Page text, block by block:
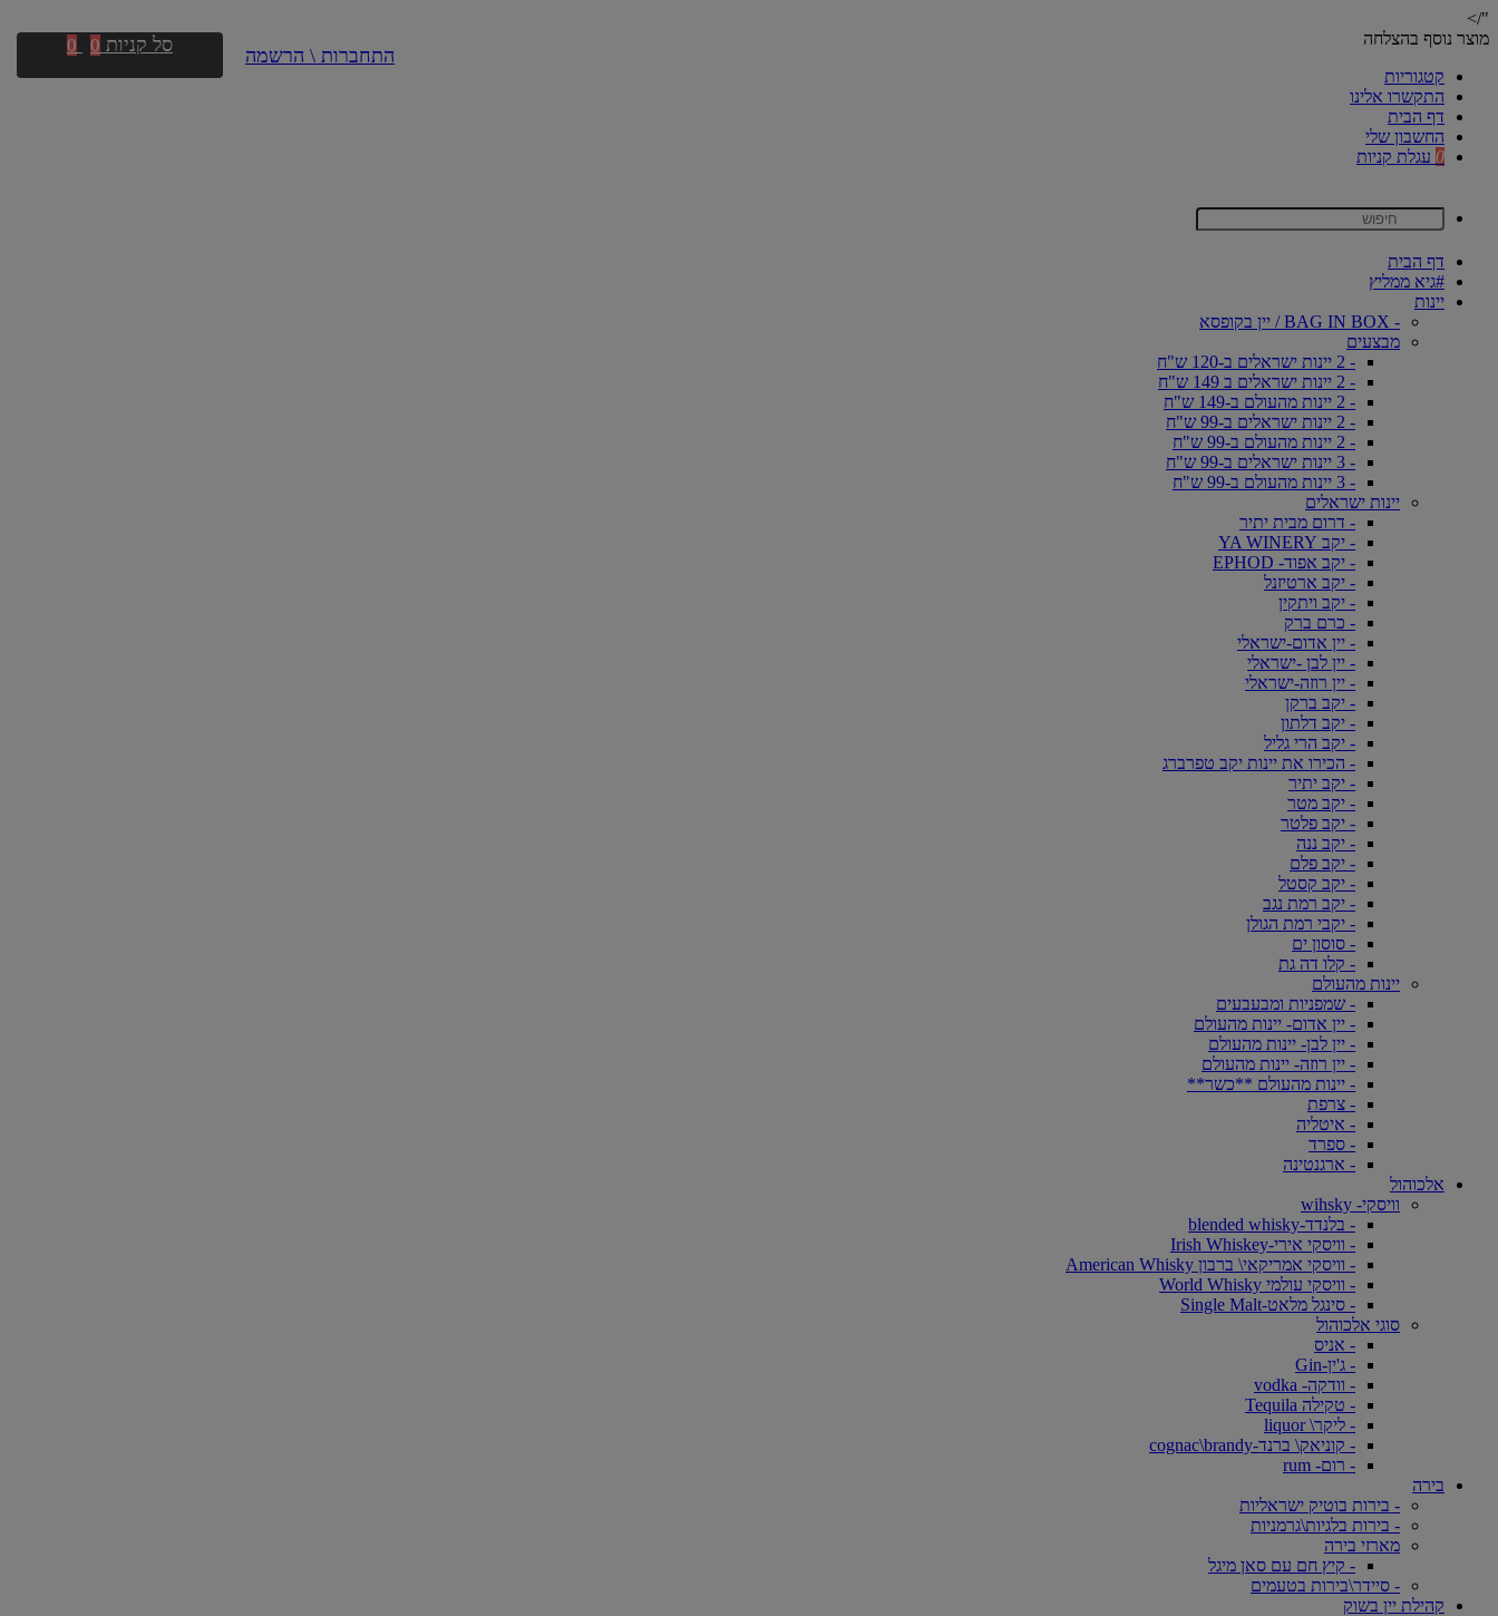
"/>
מוצר נוסף בהצלחה
קטגוריות
התקשרו אלינו
דף הבית
החשבון שלי
0 עגלת קניות
דף הבית
#גיא ממליץ
יינות
- BAG IN BOX / יין בקופסא
מבצעים
- 2 יינות ישראלים ב-120 ש"ח
- 2 יינות ישראלים ב 149 ש"ח
- 2 יינות מהעולם ב-149 ש"ח
- 2 יינות ישראלים ב-99 ש"ח
- 2 יינות מהעולם ב-99 ש"ח
- 3 יינות ישראלים ב-99 ש"ח
- 3 יינות מהעולם ב-99 ש"ח
יינות ישראלים
- דרום מבית יתיר
- יקב YA WINERY
- יקב אפוד- EPHOD
- יקב ארטיזנל
- יקב ויתקין
- כרם ברק
- יין אדום-ישראלי
- יין לבן -ישראלי
- יין רוזה-ישראלי
- יקב ברקן
- יקב דלתון
- יקב הרי גליל
- הכירו את יינות יקב טפרברג
- יקב יתיר
- יקב מטר
- יקב פלטר
- יקב ננה
- יקב פלם
- יקב קסטל
- יקב רמת נגב
- יקבי רמת הגולן
- סוסון ים
- קלו דה גת
יינות מהעולם
- שמפניות ומבעבעים
- יין אדום- יינות מהעולם
- יין לבן- יינות מהעולם
- יין רוזה- יינות מהעולם
- יינות מהעולם **כשר**
- צרפת
- איטליה
- ספרד
- ארגנטינה
אלכוהול
וויסקי- wihsky
- בלנדד-blended whisky
- וויסקי אירי-Irish Whiskey
- וויסקי אמריקאי\ ברבון American Whisky
- וויסקי עולמי World Whisky
- סינגל מלאט-Single Malt
סוגי אלכוהול
- אניס
- ג'ין-Gin
- וודקה- vodka
- טקילה Tequila
- ליקר\ liquor
- קוניאק\ ברנד-cognac\brandy
- רום- rum
בירה
- בירות בוטיק ישראליות
- בירות בלגיות\גרמניות
מארזי בירה
- קיץ חם עם סאן מיגל
- סיידר\בירות בטעמים
קהילת יין בשוק
התחברות \ הרשמה סל קניות 0
0